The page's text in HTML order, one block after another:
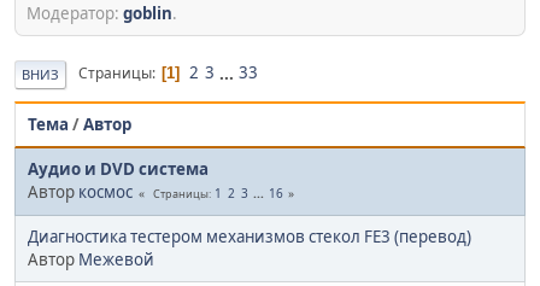
Модератор: goblin.
ВНИЗ Страницы 1 2 3 ... 33
Тема /Автор
Аудио и DVD система
Автор космос Страницы 1 2 3 ... 16
Диагностика тестером механизмов стекол FE3 (перевод)
Автор Межевой